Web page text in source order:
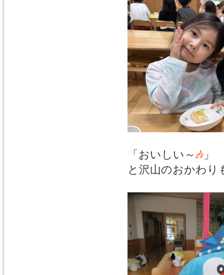
「おいしい～
」
と沢山のおかわり